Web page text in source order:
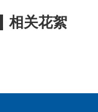
相关花絮